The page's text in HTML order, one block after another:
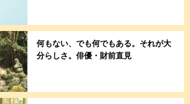
何もない、でも何でもある。それが大
分らしさ。俳優・財前直見